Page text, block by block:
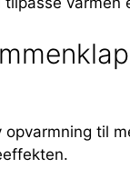
til